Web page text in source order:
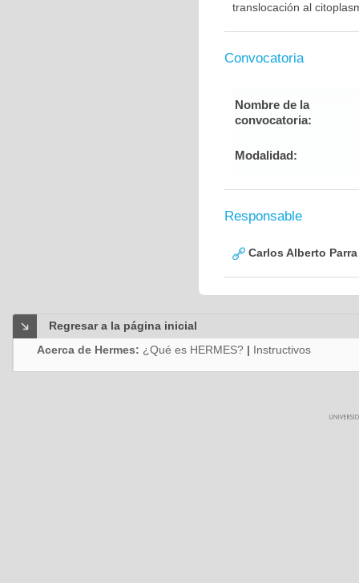
translocación al
Convocatoria
Nombre de la
convocatoria:
Modalidad:
Responsable
Carlos Alberto
Regresar a la página inicial
Acerca de Hermes: ¿Qué es HERMES? | Instructivos